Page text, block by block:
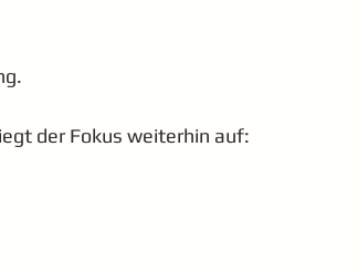
der Fokus weiterhin auf: